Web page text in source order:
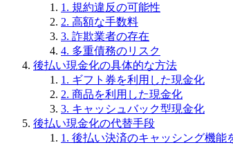
1. 規約違反の可能性
2. 高額な手数料
3. 詐欺業者の存在
4. 多重債務のリスク
後払い現金化の具体的な方法
1. ギフト券を利用した現金化
2. 商品を利用した現金化
3. キャッシュバック型現金化
後払い現金化の代替手段
1. 後払い決済のキャッシング機能